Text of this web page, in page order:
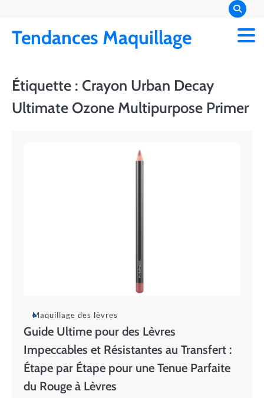
content
Tendances Maquillage
Étiquette : Crayon Urban Decay
Ultimate Ozone Multipurpose Primer
Maquillage des lèvres
Guide Ultime pour des Lèvres
Impeccables et Résistantes au Transfert :
Étape par Étape pour une Tenue Parfaite
du Rouge à Lèvres